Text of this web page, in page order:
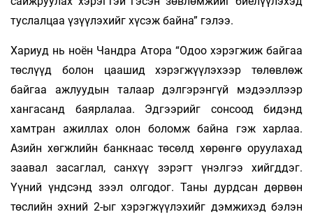
туслалцаа үзүүлэхийг хүсэж байна” гэлээ.
Хариуд нь ноён Чандра Атора “Одоо хэрэгжиж байгаа
төслүүд болон цаашид хэрэгжүүлэхээр төлөвлөж
байгаа ажлуудын талаар дэлгэрэнгүй мэдээллээр
хангасанд баярлалаа. Эдгээрийг сонсоод бидэнд
хамтран ажиллах олон боломж байна гэж харлаа.
Азийн хөгжлийн банкнаас төсөлд хөрөнгө оруулахад
заавал засаглал, санхүү зэрэгт үнэлгээ хийгддэг.
Үүний үндсэнд зээл олгодог. Таны дурдсан дөрвөн
төслийн эхний 2-ыг хэрэгжүүлэхийг дэмжихэд бэлэн